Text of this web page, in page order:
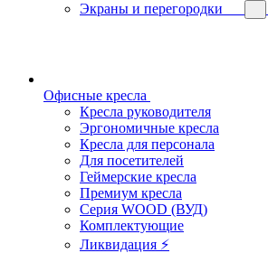
Экраны и перегородки
Офисные кресла
Кресла руководителя
Эргономичные кресла
Кресла для персонала
Для посетителей
Геймерские кресла
Премиум кресла
Серия WOOD (ВУД)
Комплектующие
Ликвидация ⚡